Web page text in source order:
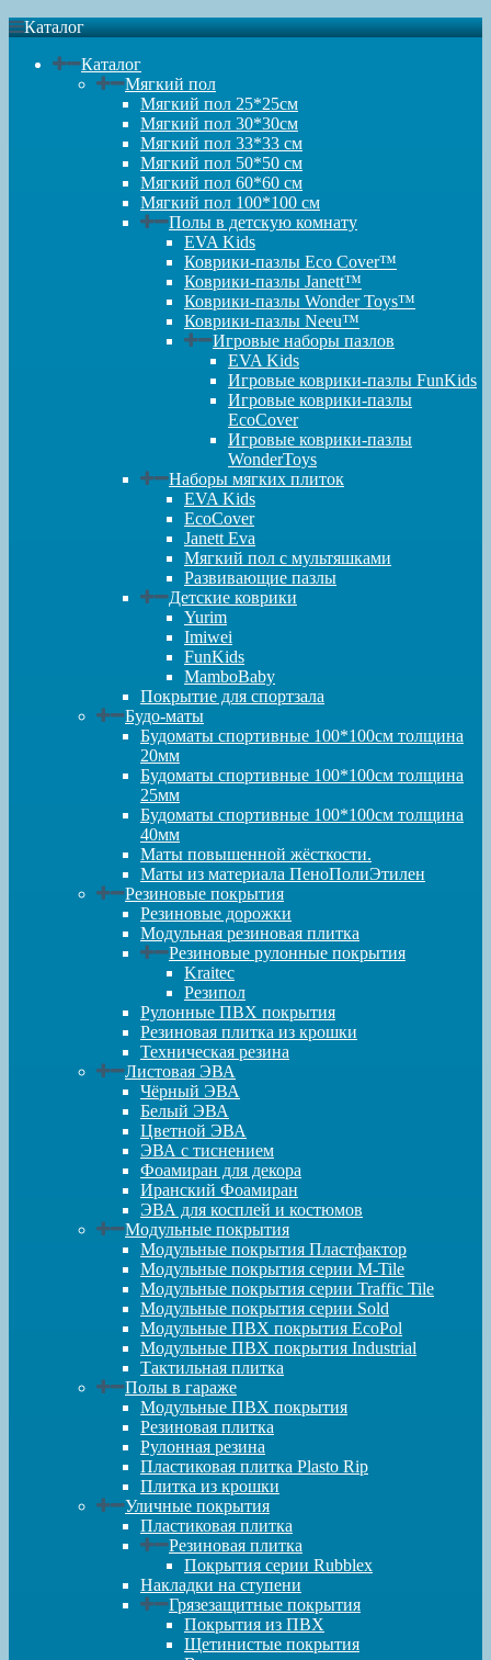
Каталог
Каталог
Мягкий пол
Мягкий пол 25*25см
Мягкий пол 30*30см
Мягкий пол 33*33 см
Мягкий пол 50*50 см
Мягкий пол 60*60 см
Мягкий пол 100*100 см
Полы в детскую комнату
EVA Kids
Коврики-пазлы Eco Cover™
Коврики-пазлы Janett™
Коврики-пазлы Wonder Toys™
Коврики-пазлы Neeu™
Игровые наборы пазлов
EVA Kids
Игровые коврики-пазлы FunKids
Игровые коврики-пазлы
EcoCover
Игровые коврики-пазлы
WonderToys
Наборы мягких плиток
EVA Kids
EcoCover
Janett Eva
Мягкий пол с мультяшками
Развивающие пазлы
Детские коврики
Yurim
Imiwei
FunKids
MamboBaby
Покрытие для спортзала
Будо-маты
Будоматы спортивные 100*100см толщина
20мм
Будоматы спортивные 100*100см толщина
25мм
Будоматы спортивные 100*100см толщина
40мм
Маты повышенной жёсткости.
Маты из материала ПеноПолиЭтилен
Резиновые покрытия
Резиновые дорожки
Модульная резиновая плитка
Резиновые рулонные покрытия
Kraitec
Резипол
Рулонные ПВХ покрытия
Резиновая плитка из крошки
Техническая резина
Листовая ЭВА
Чёрный ЭВА
Белый ЭВА
Цветной ЭВА
ЭВА с тиснением
Фоамиран для декора
Иранский Фоамиран
ЭВА для косплей и костюмов
Модульные покрытия
Модульные покрытия Пластфактор
Модульные покрытия серии M-Tile
Модульные покрытия серии Traffic Tile
Модульные покрытия серии Sold
Модульные ПВХ покрытия EcoPol
Модульные ПВХ покрытия Industrial
Тактильная плитка
Полы в гараже
Модульные ПВХ покрытия
Резиновая плитка
Рулонная резина
Пластиковая плитка Plasto Rip
Плитка из крошки
Уличные покрытия
Пластиковая плитка
Резиновая плитка
Покрытия серии Rubblex
Накладки на ступени
Грязезащитные покрытия
Покрытия из ПВХ
Щетинистые покрытия